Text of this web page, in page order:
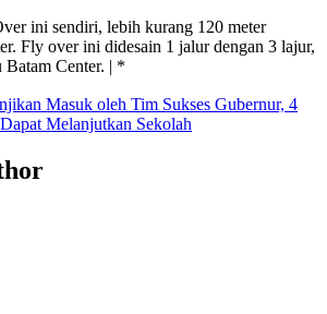
ini sendiri, lebih kurang 120 meter
Fly over ini didesain 1 jalur dengan 3 lajur,
Batam Center. | *
Masuk oleh Tim Sukses Gubernur, 4
Melanjutkan Sekolah